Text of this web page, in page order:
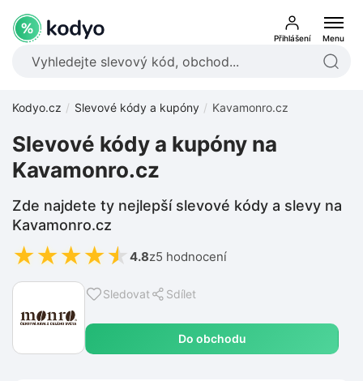
Přihlášení Menu
Kodyo.cz Slevové kódy a kupóny Kavamonro.cz
Sledovat Sdílet
Do obchodu
Slevové kódy a kupóny na
Kavamonro.cz
Zde najdete ty nejlepší slevové kódy a slevy na
Kavamonro.cz
★★★★★ 4.8z5 hodnocení